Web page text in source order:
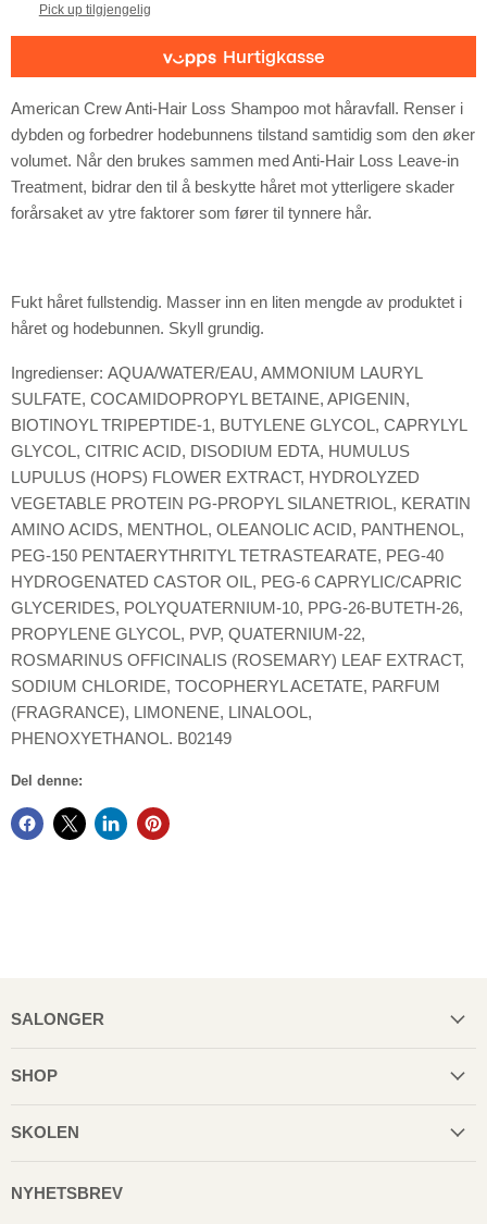
Pick up tilgjengelig
American Crew Anti-Hair Loss Shampoo mot håravfall. Renser i
dybden og forbedrer hodebunnens tilstand samtidig som den øker
volumet. Når den brukes sammen med Anti-Hair Loss Leave-in
Treatment, bidrar den til å beskytte håret mot ytterligere skader
forårsaket av ytre faktorer som fører til tynnere hår.
Fukt håret fullstendig. Masser inn en liten mengde av produktet i
håret og hodebunnen. Skyll grundig.
Ingredienser: AQUA/WATER/EAU, AMMONIUM LAURYL
SULFATE, COCAMIDOPROPYL BETAINE, APIGENIN,
BIOTINOYL TRIPEPTIDE-1, BUTYLENE GLYCOL, CAPRYLYL
GLYCOL, CITRIC ACID, DISODIUM EDTA, HUMULUS
LUPULUS (HOPS) FLOWER EXTRACT, HYDROLYZED
VEGETABLE PROTEIN PG-PROPYL SILANETRIOL, KERATIN
AMINO ACIDS, MENTHOL, OLEANOLIC ACID, PANTHENOL,
PEG-150 PENTAERYTHRITYL TETRASTEARATE, PEG-40
HYDROGENATED CASTOR OIL, PEG-6 CAPRYLIC/CAPRIC
GLYCERIDES, POLYQUATERNIUM-10, PPG-26-BUTETH-26,
PROPYLENE GLYCOL, PVP, QUATERNIUM-22,
ROSMARINUS OFFICINALIS (ROSEMARY) LEAF EXTRACT,
SODIUM CHLORIDE, TOCOPHERYL ACETATE, PARFUM
(FRAGRANCE), LIMONENE, LINALOOL,
PHENOXYETHANOL. B02149
Del denne:
SALONGER
SHOP
SKOLEN
NYHETSBREV